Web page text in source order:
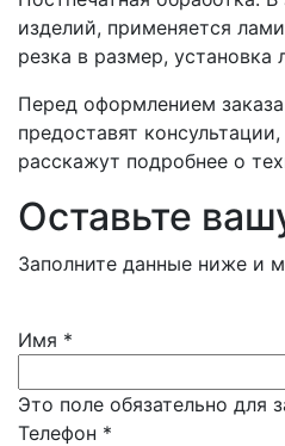
изделий, применяется
резка в размер, установка
Перед оформлением
предоставят
расскажут подробнее о
Оставьте
Заполните данные ниже и
Имя *
Это поле обязательно для
Телефон *